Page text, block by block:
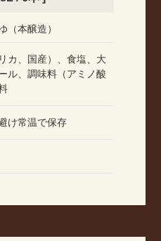
（本醸造）
カ、国産）、食塩、大
ル、調味料（アミノ酸
け常温で保存